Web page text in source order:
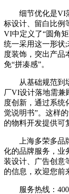
细节优化是VI落
标设计、留白比例
VI中定义了“圆角
统一采用这一形状
度装饰，突出产品
免“拼凑感”。
从基础规范到场
厂VI设计落地需兼
度创新，通过系统
觉说明书”。这样
的物料开发提供可
上海多荣多品牌
化的品牌服务，业
装设计、广告创意
的信息，欢迎您前
服务热线：400-